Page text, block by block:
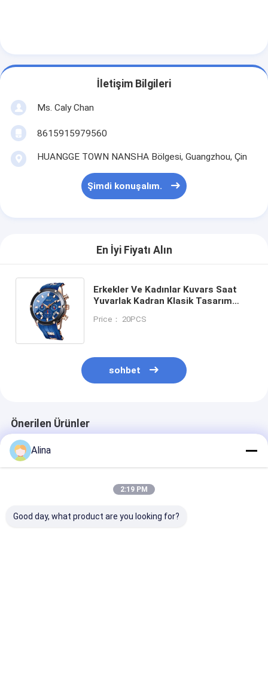
İletişim Bilgileri
Ms. Caly Chan
8615915979560
HUANGGE TOWN NANSHA Bölgesi, Guangzhou, Çin
Şimdi konuşalım.
En İyi Fiyatı Alın
Erkekler Ve Kadınlar Kuvars Saat
Yuvarlak Kadran Klasik Tasarım
Rahat Ve Açık Hava Etkinlikleri
Price： 20PCS
sohbet
Önerilen Ürünler
Alina
2:19 PM
Good day, what product are you looking for?